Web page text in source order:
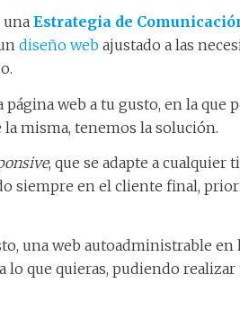
una Estrategia de
diseño web ajustado a las
página web a tu gusto, en la que
la misma, tenemos la solución.
, que se adapte a
siempre en el cliente final,
una web autoadministrable en
lo que quieras, pudiendo